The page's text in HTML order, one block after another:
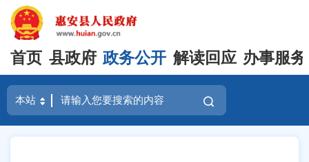
首页 县政府 政务公开 解读回应 办事服务